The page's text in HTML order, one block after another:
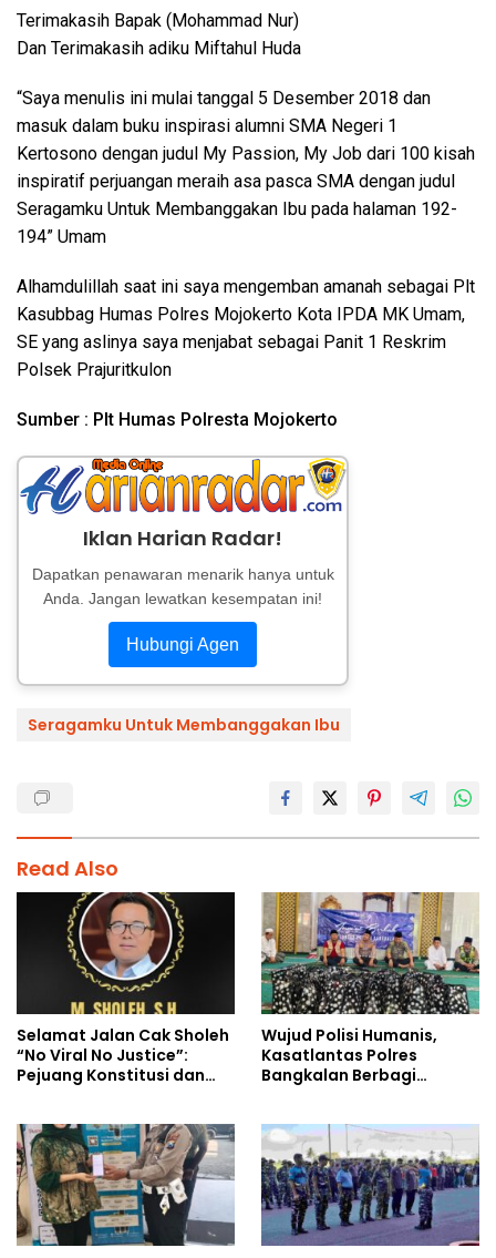
Terimakasih Bapak (Mohammad Nur)
Dan Terimakasih adiku Miftahul Huda
“Saya menulis ini mulai tanggal 5 Desember 2018 dan
masuk dalam buku inspirasi alumni SMA Negeri 1
Kertosono dengan judul My Passion, My Job dari 100 kisah
inspiratif perjuangan meraih asa pasca SMA dengan judul
Seragamku Untuk Membanggakan Ibu pada halaman 192-
194” Umam
Alhamdulillah saat ini saya mengemban amanah sebagai Plt
Kasubbag Humas Polres Mojokerto Kota IPDA MK Umam,
SE yang aslinya saya menjabat sebagai Panit 1 Reskrim
Polsek Prajuritkulon
Sumber : Plt Humas Polresta Mojokerto
Iklan Harian Radar!
Dapatkan penawaran menarik hanya untuk
Anda. Jangan lewatkan kesempatan ini!
Hubungi Agen
Seragamku Untuk Membanggakan Ibu
Read Also
Selamat Jalan Cak Sholeh
“No Viral No Justice”:
Pejuang Konstitusi dan
Wujud Polisi Humanis,
Kasatlantas Polres
Bangkalan Berbagi
Ahmad Ibrahim